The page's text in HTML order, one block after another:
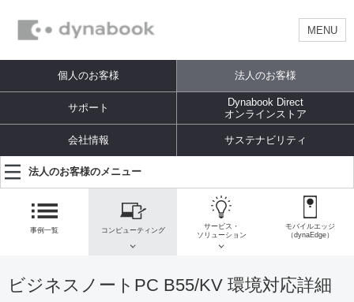
MENU
個人のお客様 法人のお客様
サポート
Dynabook Direct
オンラインストア
会社情報 サステナビリティ
法人のお客様のメニュー
事例一覧 コンピューティング
サービス・
ソリューション
モバイルエッジ
（dynaEdge）
ビジネスノートPC B55/KV 環境対応詳細